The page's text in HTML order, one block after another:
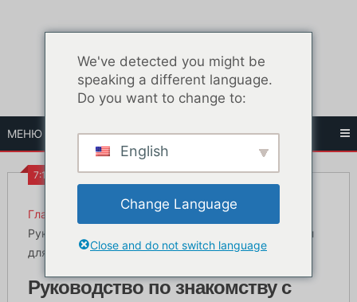
МЕНЮ
7:15 ДП
Главная
Жизнь в Бангкоке
Руководство по знакомству с тайскими девушками
для чернокожих и индийцев
Руководство по знакомству с
We've detected you might be
speaking a different language.
Do you want to change to:
English
Change Language
Close and do not switch language